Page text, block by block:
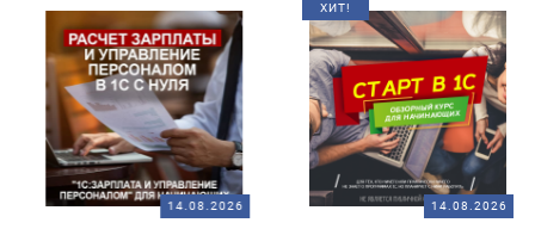
14.08.2026
ХИТ!
14.08.2026